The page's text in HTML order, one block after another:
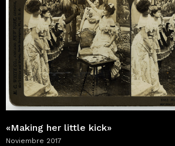
«Making her little kick»
Noviembre 2017